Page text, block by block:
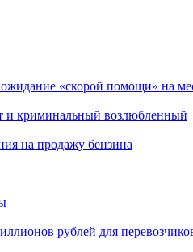
ожидание «скорой помощи» на
и криминальный возлюбленный
на продажу бензина
рублей для